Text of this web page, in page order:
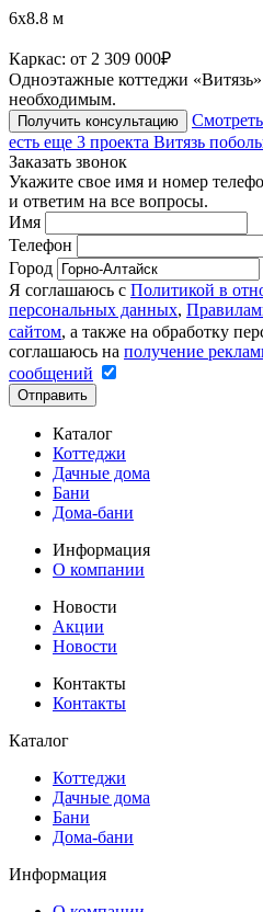
6x8.8 м
Каркас: от 2 309 000₽
Одноэтажные коттеджи
необходимым.
Получить консультацию
есть еще 3 проекта Витязь
Заказать звонок
Укажите свое имя и номер
и ответим на все вопросы.
Имя
Телефон
Город
Я соглашаюсь с Политикой в
персональных данных,
сайтом, а также на обработку
соглашаюсь на получение
сообщений
Отправить
Каталог
Коттеджи
Дачные дома
Бани
Дома-бани
Информация
О компании
Новости
Акции
Новости
Контакты
Контакты
Каталог
Коттеджи
Дачные дома
Бани
Дома-бани
Информация